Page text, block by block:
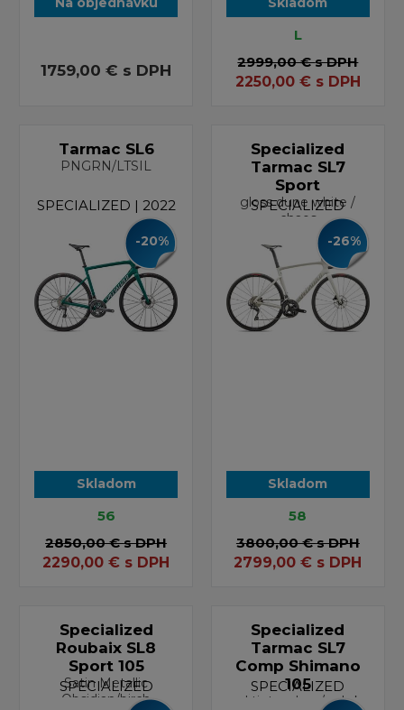
1759,00 € s DPH
L
2999,00 €s DPH
2250,00€ s DPH
Tarmac SL6
PNGRN/LTSIL
SPECIALIZED | 2022
-20%
Skladom
56
2850,00 €s DPH
2290,00 € s DPH
Specialized
Tarmac SL7
Sport
gloss dune white /
chaos
SPECIALIZED
-26%
Skladom
58
3800,00 €s DPH
2799,00 € s DPH
Specialized
Roubaix SL8
Sport 105
Satin Metallic
Obsidian/birch
SPECIALIZED
Specialized
Tarmac SL7
Comp Shimano
105
red tint carbon/red sky
SPECIALIZED